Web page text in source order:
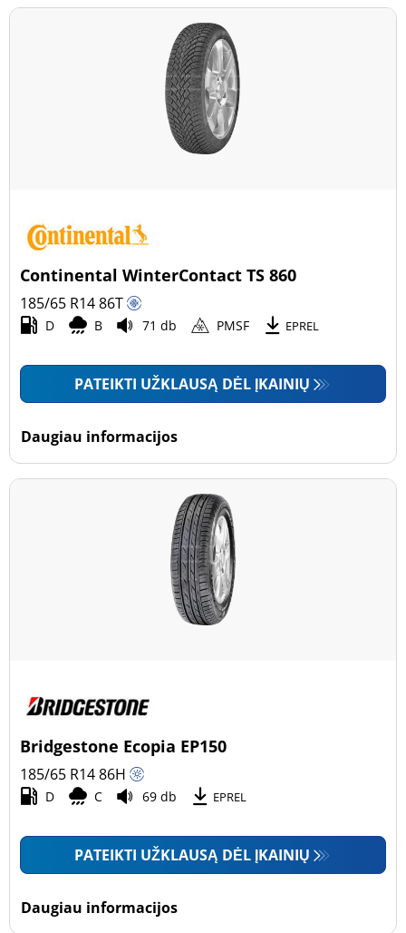
Continental WinterContact TS 860
185/65 R1486T
D B 71 db PMSF EPREL
PATEIKTI UŽKLAUSĄ DĖL ĮKAINIŲ
Daugiau informacijos
Bridgestone Ecopia EP150
185/65 R1486H
D C 69 db EPREL
PATEIKTI UŽKLAUSĄ DĖL ĮKAINIŲ
Daugiau informacijos